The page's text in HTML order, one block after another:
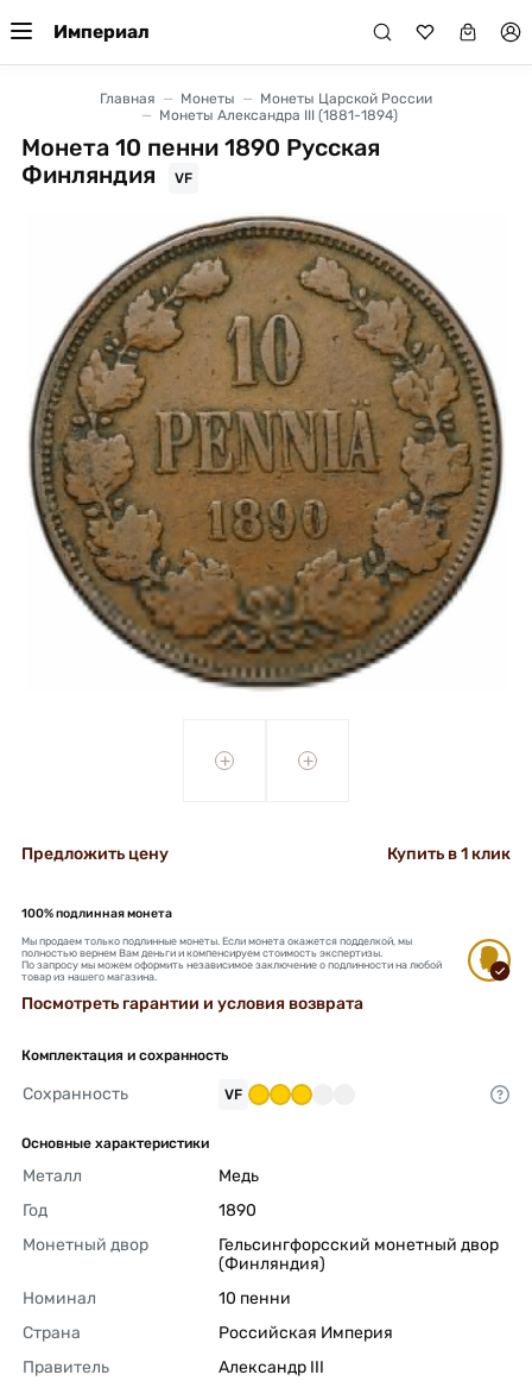
Империал
Главная Монеты
Монеты Царской России
Монеты Александра III (1881-1894)
Монета 10 пенни 1890 Русская
Финляндия
VF
+ +
Предложить цену Купить в 1 клик
100% подлинная монета
Мы продаем только подлинные монеты. Если монета окажется подделкой, мы
полностью вернем Вам деньги и компенсируем стоимость экспертизы.
По запросу мы можем оформить независимое заключение о подлинности на любой
товар из нашего магазина.
Посмотреть гарантии и условия возврата
Комплектация и сохранность
Сохранность VF
Основные характеристики
Металл
Медь
Год
1890
Монетный двор
Гельсингфорсский монетный двор
(Финляндия)
Номинал
10 пенни
Страна
Российская Империя
Правитель
Александр III